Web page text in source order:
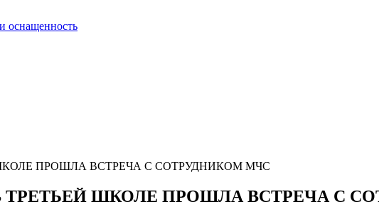
оснащенность
ПРОШЛА ВСТРЕЧА С СОТРУДНИКОМ МЧС
ШКОЛЕ ПРОШЛА ВСТРЕЧА С